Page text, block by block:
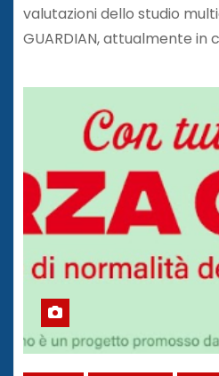
valutazioni dello studio
GUARDIAN, attualmente in